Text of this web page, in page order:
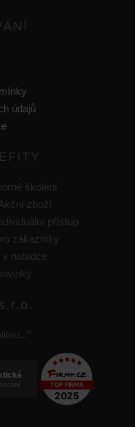
údajů
školení
zboží
přístup
zákazníky
v nabídce